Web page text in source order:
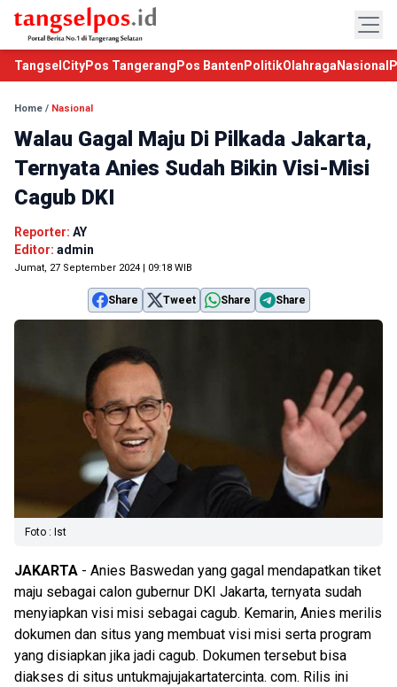
TangselCityPos Tangerang Pos Banten PolitikOlahraga Nasional
Home / Nasional
Walau Gagal Maju Di Pilkada Jakarta,
Ternyata Anies Sudah Bikin Visi-Misi
Cagub DKI
Reporter: AY
Editor: admin
Jumat, 27 September 2024 | 09:18 WIB
Share Tweet Share Share
Foto : Ist
JAKARTA - Anies Baswedan yang gagal mendapatkan tiket
maju sebagai calon gubernur DKI Jakarta, ternyata sudah
menyiapkan visi misi sebagai cagub. Kemarin, Anies merilis
dokumen dan situs yang membuat visi misi serta program
yang disiapkan jika jadi cagub. Dokumen tersebut bisa
diakses di situs untukmajujakartatercinta. com. Rilis ini